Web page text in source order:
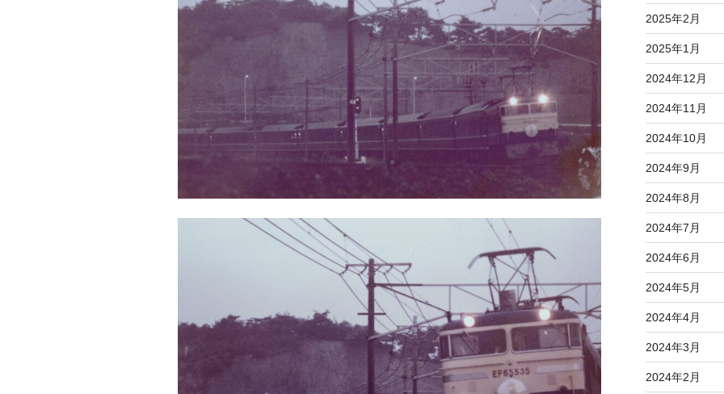
2025年2月
2025年1月
2024年12月
2024年11月
2024年10月
2024年9月
2024年8月
2024年7月
2024年6月
2024年5月
2024年4月
2024年3月
2024年2月